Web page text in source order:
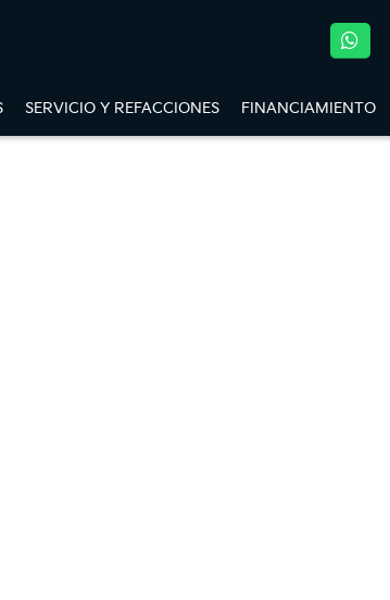
SERVICIO Y REFACCIONES FINANCIAMIENTO